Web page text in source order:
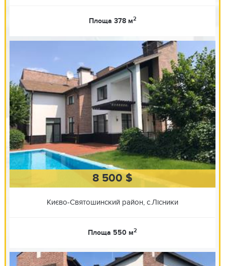
Площа 378 м2
8 500 $
Києво-Святошинский район, с.Лісники
Площа 550 м2